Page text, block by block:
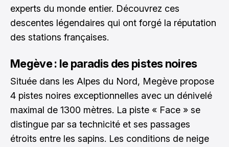
experts du monde entier. Découvrez ces
descentes légendaires qui ont forgé la réputation
des stations françaises.
Megève : le paradis des pistes noires
Située dans les Alpes du Nord, Megève propose
4 pistes noires exceptionnelles avec un dénivelé
maximal de 1300 mètres. La piste « Face » se
distingue par sa technicité et ses passages
étroits entre les sapins. Les conditions de neige